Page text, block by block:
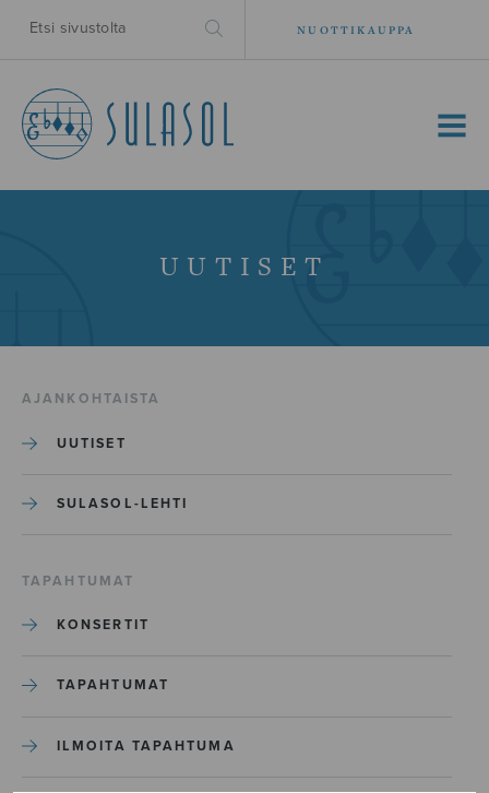
NUOTTIKAUPPA
MENU
UUTISET
AJANKOHTAISTA
UUTISET
SULASOL-LEHTI
TAPAHTUMAT
KONSERTIT
TAPAHTUMAT
ILMOITA TAPAHTUMA